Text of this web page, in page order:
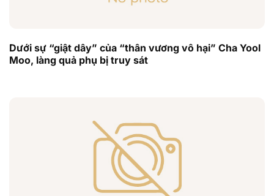
Dưới sự “giật dây” của “thân vương vô hại” Cha Yool
Moo, làng quả phụ bị truy sát